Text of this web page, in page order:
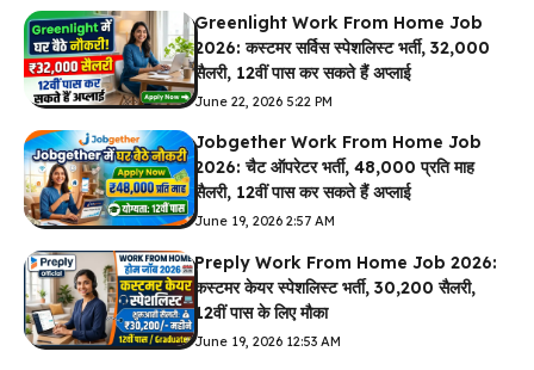
Greenlight Work From Home Job
2026: कस्टमर सर्विस स्पेशलिस्ट भर्ती, ₹32,000
सैलरी, 12वीं पास कर सकते हैं अप्लाई
June 22, 2026 5:22 PM
Jobgether Work From Home Job
2026: चैट ऑपरेटर भर्ती, ₹48,000 प्रति माह
सैलरी, 12वीं पास कर सकते हैं अप्लाई
June 19, 2026 2:57 AM
Preply Work From Home Job 2026:
कस्टमर केयर स्पेशलिस्ट भर्ती, ₹30,200 सैलरी,
12वीं पास के लिए मौका
June 19, 2026 12:53 AM